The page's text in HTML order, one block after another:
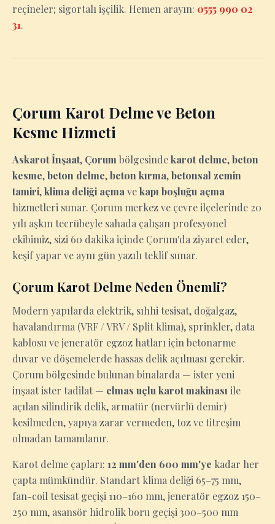
reçineler; sigortalı işçilik. Hemen arayın: 0555 990 02
31.
Çorum Karot Delme ve Beton
Kesme Hizmeti
Askarot İnşaat, Çorum bölgesindekarot delme,beton
kesme,beton delme,beton kırma,betonsal zemin
tamiri,klima deliği açma vekapı boşluğu açma
hizmetleri sunar. Çorum merkez ve çevre ilçelerinde 20
yılı aşkın tecrübeyle sahada çalışan profesyonel
ekibimiz, sizi 60 dakika içinde Çorum'da ziyaret eder,
keşif yapar ve aynı gün yazılı teklif sunar.
Çorum Karot Delme Neden Önemli?
Modern yapılarda elektrik, sıhhi tesisat, doğalgaz,
havalandırma (VRF / VRV / Split klima), sprinkler, data
kablosu ve jeneratör egzoz hatları için betonarme
duvar ve döşemelerde hassas delik açılması gerekir.
Çorum bölgesinde bulunan binalarda — ister yeni
inşaat ister tadilat — elmas uçlu karot makinası ile
açılan silindirik delik, armatür (nervürlü demir)
kesilmeden, yapıya zarar vermeden, toz ve titreşim
olmadan tamamlanır.
Karot delme çapları: 12 mm'den 600 mm'ye kadar her
çapta mümkündür. Standart klima deliği 65–75 mm,
fan-coil tesisat geçişi 110–160 mm, jeneratör egzoz 150–
250 mm, asansör hidrolik boru geçişi 300–500 mm